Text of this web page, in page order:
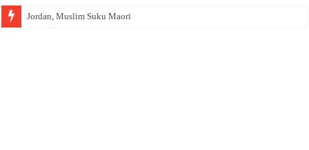
Jordan, Muslim Suku Maori